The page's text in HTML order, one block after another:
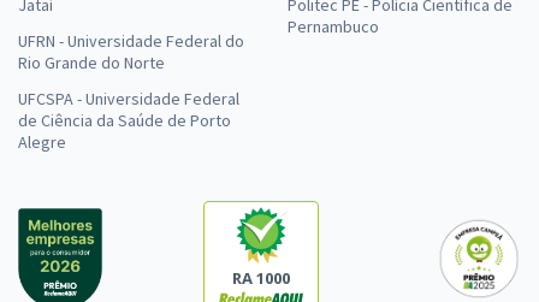
Jataí
UFRN - Universidade Federal do
Rio Grande do Norte
UFCSPA - Universidade Federal
de Ciência da Saúde de Porto
Alegre
Politec PE - Polícia Científica de
Pernambuco
RA 1000